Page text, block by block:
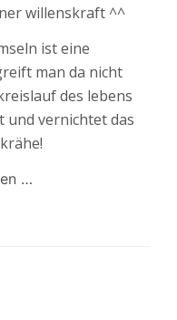
willenskraft ^^
ist eine
man da nicht
des lebens
und vernichtet das
…